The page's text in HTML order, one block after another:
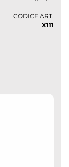
CODICE ART.
X111